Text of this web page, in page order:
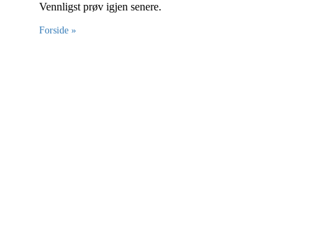
Vennligst prøv igjen senere.
Forside »